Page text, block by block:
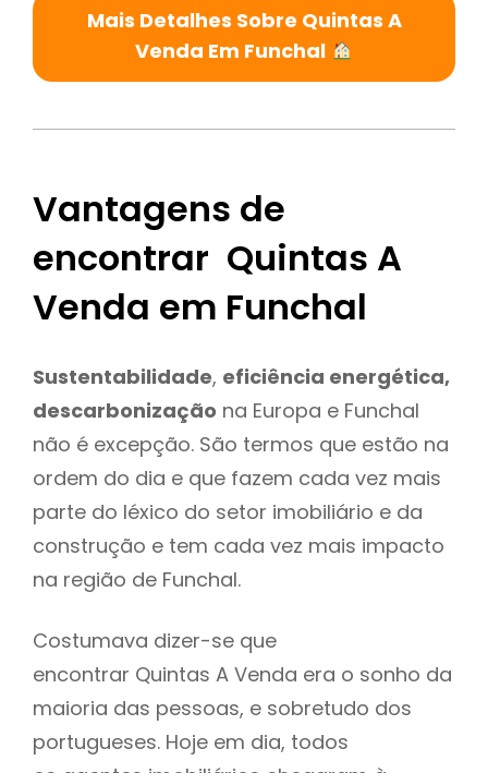
Mais Detalhes Sobre Quintas A
Venda Em Funchal
Vantagens de
encontrar Quintas A
Venda em Funchal
Sustentabilidade, eficiência energética,
descarbonização na Europa e Funchal
não é excepção. São termos que estão na
ordem do dia e que fazem cada vez mais
parte do léxico do setor imobiliário e da
construção e tem cada vez mais impacto
na região de Funchal.
Costumava dizer-se que
encontrar Quintas A Venda era o sonho da
maioria das pessoas, e sobretudo dos
portugueses. Hoje em dia, todos